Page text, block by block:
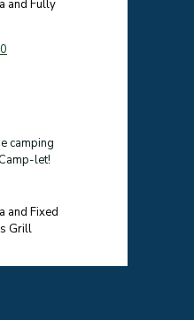
and Fully
camping
let!
and Fixed
Grill